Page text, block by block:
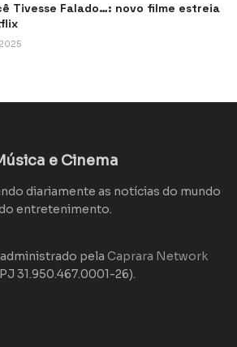
Tivesse Falado…: novo filme estreia
e Cinema
diariamente as notícias do mundo
entretenimento.
pela Caprara Network
31.950.467.0001-26).